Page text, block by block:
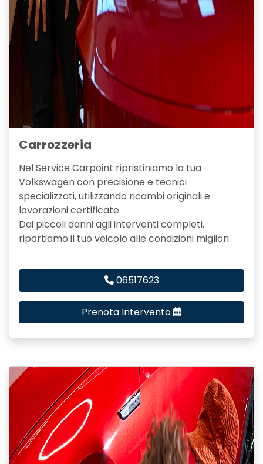
Carrozzeria
Nel Service Carpoint ripristiniamo la tua
Volkswagen con precisione e tecnici
specializzati, utilizzando ricambi originali e
lavorazioni certificate.
Dai piccoli danni agli interventi completi,
riportiamo il tuo veicolo alle condizioni migliori.
06517623
Prenota Intervento